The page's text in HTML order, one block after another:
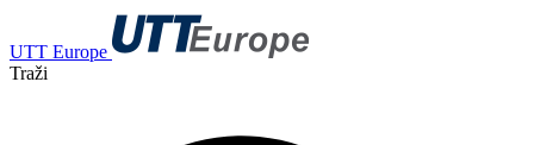
UTT Europe
Traži